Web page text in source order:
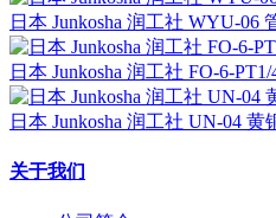
日本 Junkosha 润工社 WYU-06
日本 Junkosha 润工社 FO-6-
日本 Junkosha 润工社 UN-04 黄
关于我们